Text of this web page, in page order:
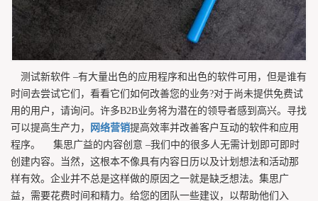
测试新软件 –有大量出色的应用程序和出色的软件可用，但是谁有
时间去尝试它们，看看它们如何改善您的业务?对于尚未提供免费试
用的用户，请询问。许多B2B业务将为潜在的领导者感到高兴。寻找
可以提高生产力，
网络营销提高效率并改善客户互动的软件和应用
程序。 集思广益的内容创意 –我们中的很多人无需计划即可即时
创建内容。当然，这根本不像具有内容日历以及计划想法和活动那
样有效。企业并不总是这样做的原因之一就是缺乏想法。集思广
益，需要花费时间和精力。给您的团队一些建议，以帮助他们入